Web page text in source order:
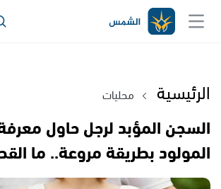
الرئيسية محليات
السجن المؤبد لرجل حاول
المولود بطريقة مروعة.. ما